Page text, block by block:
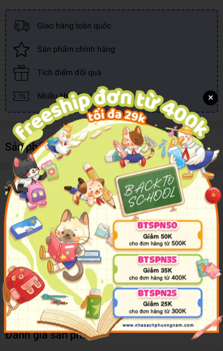
Giao hàng toàn quốc
Sản phẩm chính hãng
Tích điểm đổi quà
Nhiều khuyến mãi, ưu đãi
Sản phẩm cùng loại
Mô tả sản phẩm
Hầu như những ai từng nghe Jack Ma diễn thuyết đều có cùng cảm
nhận rằng ông giống như nhà ảo thuật ngôn ngữ. Lời nói của ông
cứng rắn nhưng thuyết phục, giản dị nhưng sâu sắc; hài hước
nhưng không nông cạn, sắc bén nhưng lại không chua ngoa. Jack
Ma giỏi tự chế nhạo, nhưng qua đó có thể thấy được đẳng cấp của
ông; Jack Ma giỏi châm biếm, nhưng trong lời châm biếm lại mang
ý chỉ bảo. Đây chính là sức lôi cuốn của Jack Ma, sức hút của một
con người có tài ăn nói vượt trội.
Đánh giá sản phẩm
×